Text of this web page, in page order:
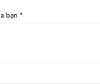
bạn *